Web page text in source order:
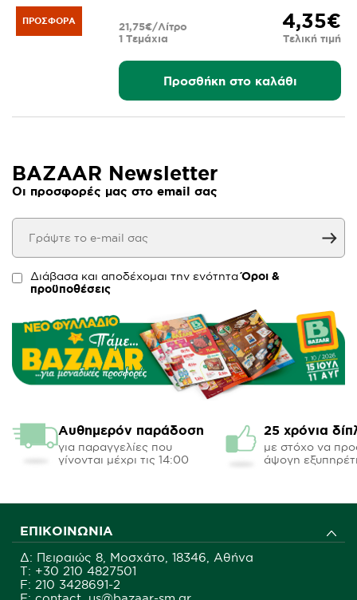
ΠΡΟΣΦΟΡΆ 4,35€
Τελική τιμή
1 Τεμάχια
21,75€/Λίτρο
Προσθήκη στο καλάθι
BAZAAR Newsletter
Οι προσφορές μας στο email σας
Διάβασα και αποδέχομαι την ενότηταΌροι &
προϋποθέσεις
Αυθημερόν παράδοση
για παραγγελίες που
γίνονται μέχρι τις 14:00
25 χρόνια
με στόχο να
άψογη
ΕΠΙΚΟΙΝΩΝΊΑ
Δ: Πειραιώς 8, Μοσχάτο, 18346, Αθήνα
Τ: +30 210 4827501
F: 210 3428691-2